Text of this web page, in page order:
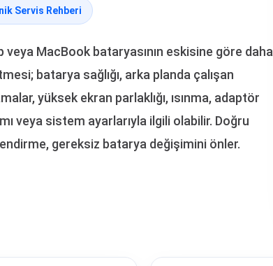
Servis Rehberi
veya MacBook bataryasının eskisine göre daha
batarya sağlığı, arka planda çalışan
yüksek ekran parlaklığı, ısınma, adaptör
veya sistem ayarlarıyla ilgili olabilir. Doğru
gereksiz batarya değişimini önler.